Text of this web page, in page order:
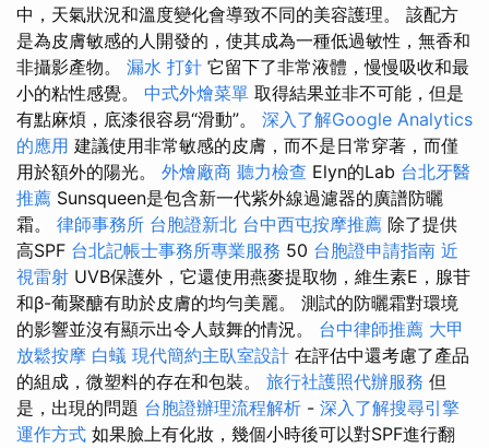
中，天氣狀況和溫度變化會導致不同的美容護理。 該配方
是為皮膚敏感的人開發的，使其成為一種低過敏性，無香和
非攝影產物。 漏水 打針 它留下了非常液體，慢慢吸收和最
小的粘性感覺。 中式外燴菜單 取得結果並非不可能，但是
有點麻煩，底漆很容易“滑動”。 深入了解Google Analytics
的應用 建議使用非常敏感的皮膚，而不是日常穿著，而僅
用於額外的陽光。 外燴廠商 聽力檢查 Elyn的Lab 台北牙醫
推薦 Sunsqueen是包含新一代紫外線過濾器的廣譜防曬
霜。 律師事務所 台胞證新北 台中西屯按摩推薦 除了提供
高SPF 台北記帳士事務所專業服務 50 台胞證申請指南 近
視雷射 UVB保護外，它還使用燕麥提取物，維生素E，腺苷
和β-葡聚醣有助於皮膚的均勻美麗。 測試的防曬霜對環境
的影響並沒有顯示出令人鼓舞的情況。 台中律師推薦 大甲
放鬆按摩 白蟻 現代簡約主臥室設計 在評估中還考慮了產品
的組成，微塑料的存在和包裝。 旅行社護照代辦服務 但
是，出現的問題 台胞證辦理流程解析 - 深入了解搜尋引擎
運作方式 如果臉上有化妝，幾個小時後可以對SPF進行翻